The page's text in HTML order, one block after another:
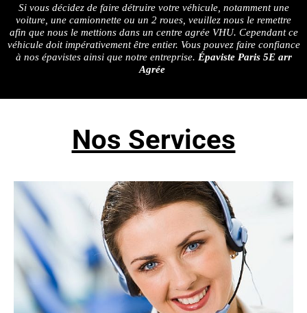
Si vous décidez de faire détruire votre véhicule, notamment une
voiture, une camionnette ou un 2 roues, veuillez nous le remettre
afin que nous le mettions dans un centre agrée VHU. Cependant ce
véhicule doit impérativement être entier. Vous pouvez faire confiance
à nos épavistes ainsi que notre entreprise. Épaviste Paris 5E arr
Agrée
Nos Services